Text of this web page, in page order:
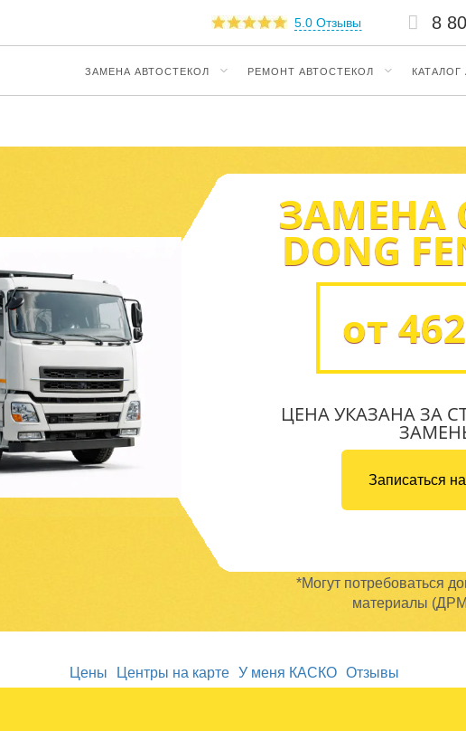
5.0 Отзывы 8
ЗАМЕНА АВТОСТЕКОЛ РЕМОНТ АВТОСТЕКОЛ
ЗАМЕНА
DONG
от
ЦЕНА УКАЗАНА ЗА
Записаться
*Могут потребоваться
материалы
Цены Центры на карте У меня КАСКО Отзывы